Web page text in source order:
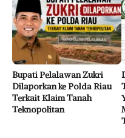
Bupati Pelalawan Zukri
Dilaporkan ke Polda Riau
Terkait Klaim Tanah
Teknopolitan